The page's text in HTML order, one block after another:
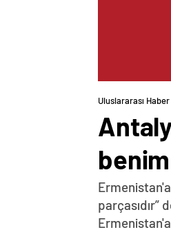
Uluslararası Haber
parçasıdır”